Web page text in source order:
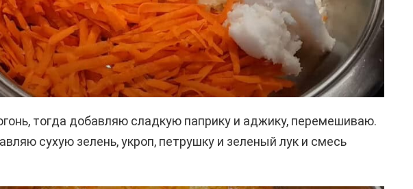
тогда добавляю сладкую паприку и аджику, перемешиваю.
сухую зелень, укроп, петрушку и зеленый лук и смесь